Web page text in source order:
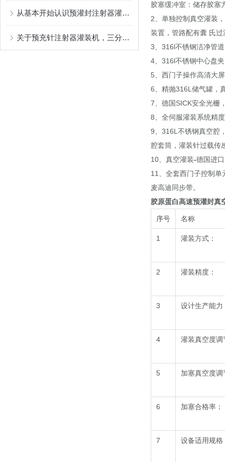
从基本开始认识预灌封注射器灌装机
关于预充针注射器灌装机，三分钟您就懂
胶塞缓冲室：储存胶塞
2、单独控制真空灌装
装置，管路配有囊 氏过
3、316l不锈钢洁净管
4、316l不锈钢中心盘
5、西门子操作高清大
6、精抛316L储气罐，
7、德国SICK安全光栅
8、全伺服灌装系统精
9、316L不锈钢真空腔
腔套筒，灌装针过载传
10、真空灌装-德国进
11、全套西门子控制
麦高迪同步带。
胶原蛋白高速预灌封真
序号 名称
1 灌装方式：
2 灌装精度：
3 设计生产能力
4 灌装真空度调
5 加塞真空度调
6 加塞合格率：
7 设备适用规格